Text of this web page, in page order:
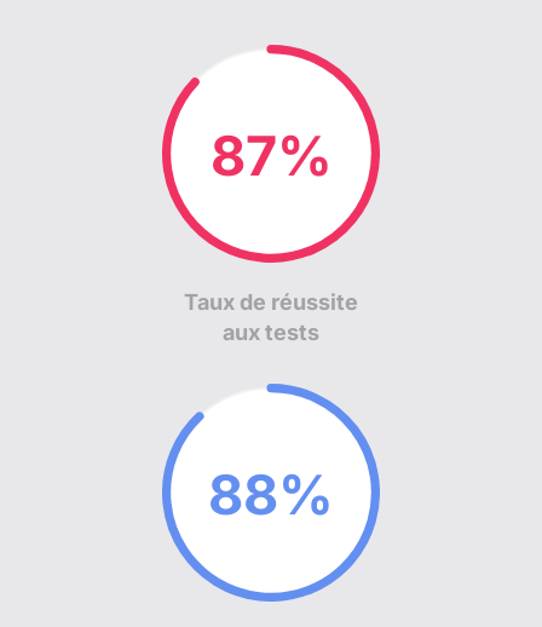
89%
Taux de réussite
aux tests
90%